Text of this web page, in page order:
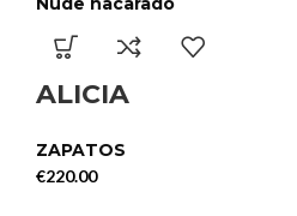
ALICIA
ZAPATOS
€220.00